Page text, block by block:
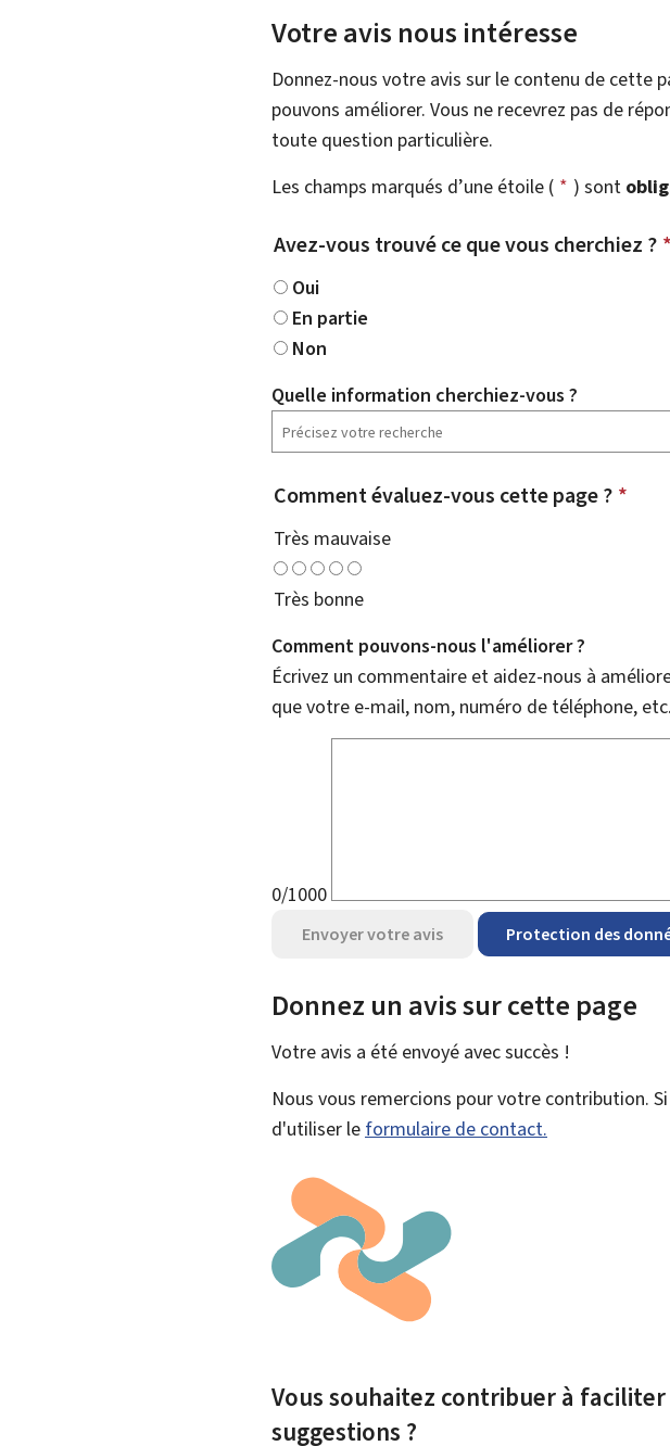
Votre avis nous intéresse
Donnez-nous votre avis sur le contenu de cette
pouvons améliorer. Vous ne recevrez pas de
toute question particulière.
Les champs marqués d’une étoile ( * ) sont
Avez-vous trouvé ce que vous cherchiez ? *
Oui
En partie
Non
Quelle information cherchiez-vous ?
Comment évaluez-vous cette page ? *
Très mauvaise
Très bonne
Comment pouvons-nous l'améliorer ?
Écrivez un commentaire et aidez-nous à
que votre e-mail, nom, numéro de téléphone, etc.
0/1000
Envoyer votre avis Protection des
Donnez un avis sur cette page
Votre avis a été envoyé avecsuccès !
Nous vous remercions pour votre contribution.
d'utiliser le formulaire de contact.
Vous souhaitez contribuer à
suggestions ?